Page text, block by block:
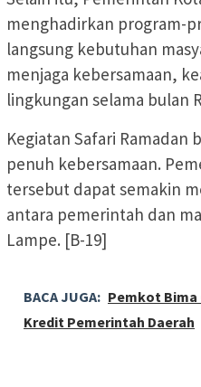
menghadirkan program-
langsung kebutuhan
menjaga kebersamaan,
lingkungan selama bulan
Kegiatan Safari
penuh kebersamaan.
tersebut dapat semakin
antara pemerintah dan
Lampe. [B-19]
BACA JUGA: Pemkot Bima
Kredit Pemerintah Daerah